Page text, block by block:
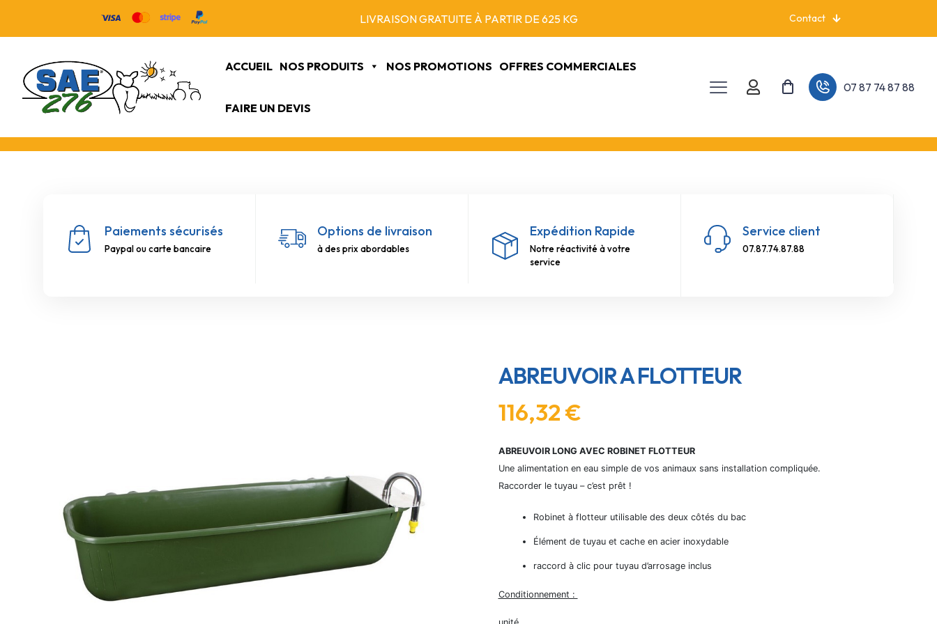
VENTE UNIQUEMENT AUX PROFESSIONNELS Contact
ACCUEIL NOS PRODUITS NOS PROMOTIONS OFFRES COMMERCIALES
FAIRE UN DEVIS
07 87 74 87 88
Paiements sécurisés
Paypal ou carte bancaire
Options de livraison
à des prix abordables
Expédition Rapide
Notre réactivité à votre
service
Service client
07.87.74.87.88
ABREUVOIR A FLOTTEUR
116,32€
ABREUVOIR LONG AVEC ROBINET FLOTTEUR
Une alimentation en eau simple de vos animaux sans installation compliquée.
Raccorder le tuyau – c’est prêt !
Robinet à flotteur utilisable des deux côtés du bac
Élément de tuyau et cache en acier inoxydable
raccord à clic pour tuyau d’arrosage inclus
Conditionnement :